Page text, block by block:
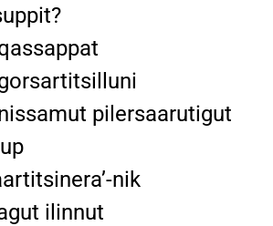
pilersaarutigut
nik
ilinnut